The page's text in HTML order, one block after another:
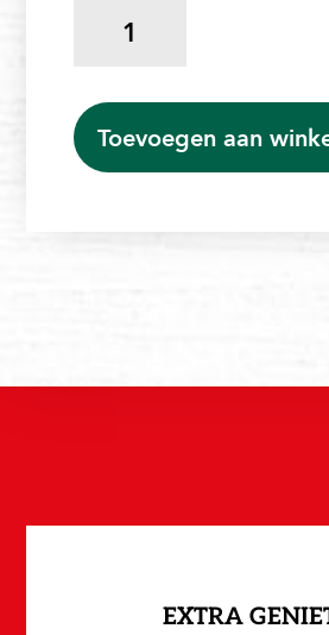
Volkoren
Toevoegen aan
EXTRA